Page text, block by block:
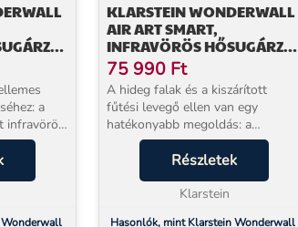
a
infravörös
KLARSTEIN WONDERWALL
AIR ART SMART,
INFRAVÖRÖS HŐSUGÁRZÓ,
120 X 60 CM, 700 W, TÉRKÉP
ÁLLATOKKAL
75 990 Ft
A hideg falak és a kiszárított
fűtési levegő ellen van egy
hatékonyabb megoldás: a
Klarstein Wonderwall Air Art
Smart 700W infravörös
hősugárzó panel közvetlenül
felmelegíti a felületeket és az
Részletek
Klarstein
Hasonlók, mint Klarstein Wonderwall